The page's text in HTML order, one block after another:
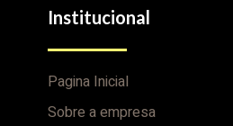
Institucional
Pagina Inicial
Sobre a empresa